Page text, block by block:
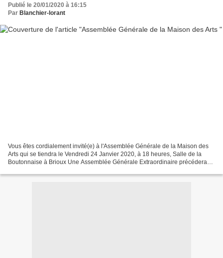
Publié le 20/01/2020 à 16:15
Par Blanchier-lorant
Vous êtes cordialement invité(e) à l'Assemblée Générale de la Maison des
Arts qui se tiendra le Vendredi 24 Janvier 2020, à 18 heures, Salle de la
Boutonnaise à Brioux Une Assemblée Générale Extraordinaire précédera